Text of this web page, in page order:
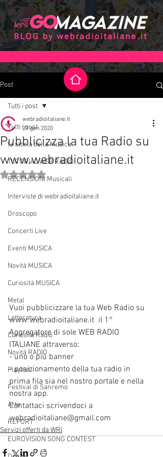
Post
Tutti i post
la storia della Musica
TUTORIAL WEB RADIO
RECENSIONI Musicali
Interviste di webradioitaliane.it
Oroscopo
Concerti Live
Eventi MUSICA
Novità MUSICA
Curiosità MUSICA
Metal
Letteratura
Curiosità Radio
Novità RADIO
Playlist
Festival di Sanremo
Arte
REPORT
EUROVISION SONG CONTEST
Tutti i post
Pubblicizza la tua Radio su
www.webradioitaliane.it
webradioitaliane.it
21 gen 2020
Valutazione NaN stelle su 5.
Vuoi pubblicizzare la tua Web Radio su
www.webradioitaliane.it  il 1°
Aggregatore di sole WEB RADIO
ITALIANE attraverso:
- uno o più banner
- posizionamento della tua radio in
prima fila sia nel nostro portale e nella
nostra app.
Contattaci scrivendoci a
webradioitaliane@gmail.com
Servizi offerti da WRI